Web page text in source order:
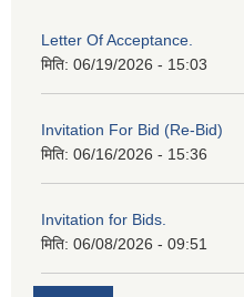
Letter Of Acceptance.
मिति: 06/19/2026 - 15:03
Invitation For Bid (Re-Bid)
मिति: 06/16/2026 - 15:36
Invitation for Bids.
मिति: 06/08/2026 - 09:51